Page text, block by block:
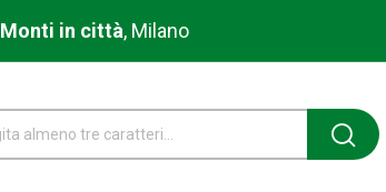
Monti in città, Milano